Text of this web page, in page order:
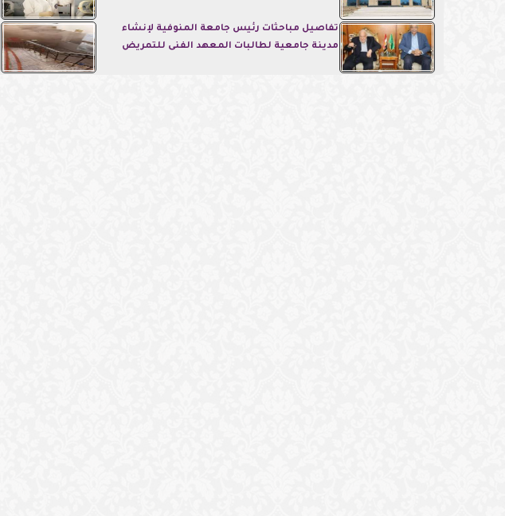
تفاصيل مباحثات رئيس جامعة المنوفية لإنشاء
مدينة جامعية لطالبات المعهد الفنى للتمريض